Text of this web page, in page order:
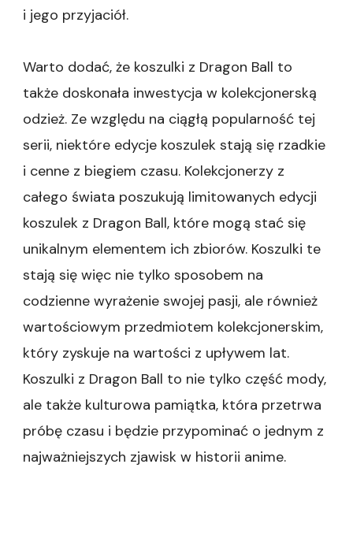
i jego przyjaciół.
Warto dodać, że koszulki z Dragon Ball to
także doskonała inwestycja w kolekcjonerską
odzież. Ze względu na ciągłą popularność tej
serii, niektóre edycje koszulek stają się rzadkie
i cenne z biegiem czasu. Kolekcjonerzy z
całego świata poszukują limitowanych edycji
koszulek z Dragon Ball, które mogą stać się
unikalnym elementem ich zbiorów. Koszulki te
stają się więc nie tylko sposobem na
codzienne wyrażenie swojej pasji, ale również
wartościowym przedmiotem kolekcjonerskim,
który zyskuje na wartości z upływem lat.
Koszulki z Dragon Ball to nie tylko część mody,
ale także kulturowa pamiątka, która przetrwa
próbę czasu i będzie przypominać o jednym z
najważniejszych zjawisk w historii anime.